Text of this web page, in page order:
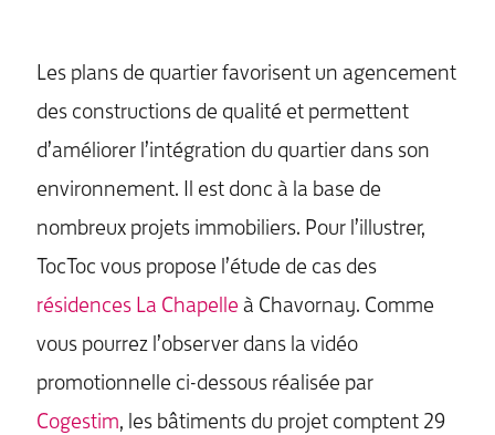
Les plans de quartier favorisent un agencement
des constructions de qualité et permettent
d’améliorer l’intégration du quartier dans son
environnement. Il est donc à la base de
nombreux projets immobiliers. Pour l’illustrer,
TocToc vous propose l’étude de cas des
résidences La Chapelle à Chavornay. Comme
vous pourrez l’observer dans la vidéo
promotionnelle ci-dessous réalisée par
Cogestim, les bâtiments du projet comptent 29